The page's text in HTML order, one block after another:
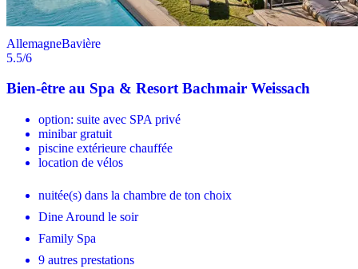
AllemagneBavière
5.5/6
Bien-être au Spa & Resort Bachmair Weissach
option: suite avec SPA privé
minibar gratuit
piscine extérieure chauffée
location de vélos
nuitée(s) dans la chambre de ton choix
Dine Around le soir
Family Spa
9 autres prestations